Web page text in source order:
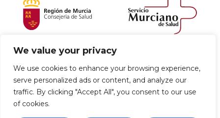
We value your privacy
We use cookies to enhance your browsing experience,
serve personalized ads or content, and analyze our
traffic. By clicking "Accept All", you consent to our use
of cookies.
Política de envío y devoluciones
Política de privacidad Uso de cookies